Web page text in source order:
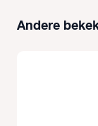
Productgalerij
Andere